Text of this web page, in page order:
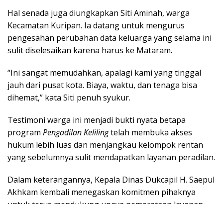
Hal senada juga diungkapkan Siti Aminah, warga
Kecamatan Kuripan. Ia datang untuk mengurus
pengesahan perubahan data keluarga yang selama ini
sulit diselesaikan karena harus ke Mataram.
“Ini sangat memudahkan, apalagi kami yang tinggal
jauh dari pusat kota. Biaya, waktu, dan tenaga bisa
dihemat,” kata Siti penuh syukur.
Testimoni warga ini menjadi bukti nyata betapa
program Pengadilan Kelilingtelah membuka akses
hukum lebih luas dan menjangkau kelompok rentan
yang sebelumnya sulit mendapatkan layanan peradilan.
Dalam keterangannya, Kepala Dinas Dukcapil H. Saepul
Akhkam kembali menegaskan komitmen pihaknya